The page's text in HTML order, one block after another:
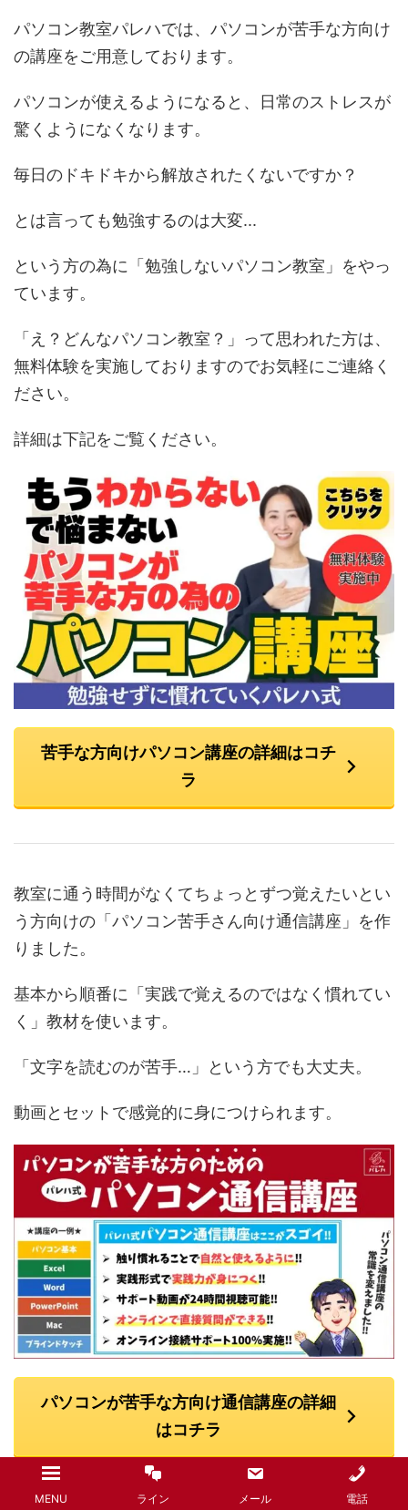
パソコン教室パレハでは、パソコンが苦手な方向け
の講座をご用意しております。
パソコンが使えるようになると、日常のストレスが
驚くようになくなります。
毎日のドキドキから解放されたくないですか？
とは言っても勉強するのは大変...
という方の為に「勉強しないパソコン教室」をやっ
ています。
「え？どんなパソコン教室？」って思われた方は、
無料体験を実施しておりますのでお気軽にご連絡く
ださい。
詳細は下記をご覧ください。
苦手な方向けパソコン講座の詳細はコチ
ラ
教室に通う時間がなくてちょっとずつ覚えたいとい
う方向けの「パソコン苦手さん向け通信講座」を作
りました。
基本から順番に「実践で覚えるのではなく慣れてい
く」教材を使います。
「文字を読むのが苦手…」という方でも大丈夫。
動画とセットで感覚的に身につけられます。
パソコンが苦手な方向け通信講座の詳細
はコチラ
MENU ライン メール 電話